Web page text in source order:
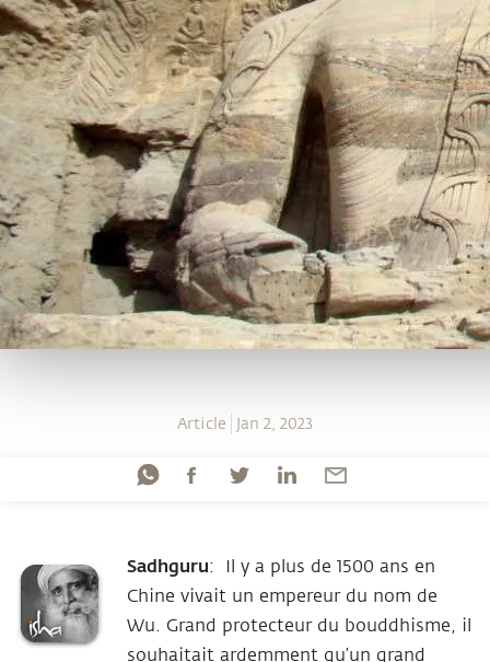
Article Jan 2, 2023
Sadhguru:
Il y a plus de 1500 ans en
Chine vivait un empereur du nom de
Wu. Grand protecteur du bouddhisme, il
souhaitait ardemment qu’un grand